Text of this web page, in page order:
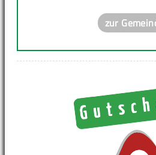
zur